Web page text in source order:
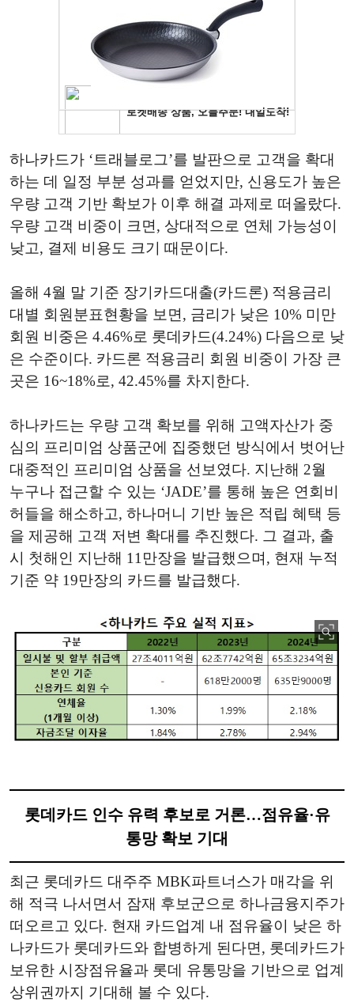
하나카드가 ‘트래블로그’를 발판으로 고객을 확대
하는 데 일정 부분 성과를 얻었지만, 신용도가 높은
우량 고객 기반 확보가 이후 해결 과제로 떠올랐다.
우량 고객 비중이 크면, 상대적으로 연체 가능성이
낮고, 결제 비용도 크기 때문이다.
올해 4월 말 기준 장기카드대출(카드론) 적용금리
대별 회원분표현황을 보면, 금리가 낮은 10% 미만
회원 비중은 4.46%로 롯데카드(4.24%) 다음으로 낮
은 수준이다. 카드론 적용금리 회원 비중이 가장 큰
곳은 16~18%로, 42.45%를 차지한다.
하나카드는 우량 고객 확보를 위해 고액자산가 중
심의 프리미엄 상품군에 집중했던 방식에서 벗어난
대중적인 프리미엄 상품을 선보였다. 지난해 2월
누구나 접근할 수 있는 ‘JADE’를 통해 높은 연회비
허들을 해소하고, 하나머니 기반 높은 적립 혜택 등
을 제공해 고객 저변 확대를 추진했다. 그 결과, 출
시 첫해인 지난해 11만장을 발급했으며, 현재 누적
기준 약 19만장의 카드를 발급했다.
롯데카드 인수 유력 후보로 거론…점유율·유
통망 확보 기대
최근 롯데카드 대주주 MBK파트너스가 매각을 위
해 적극 나서면서 잠재 후보군으로 하나금융지주가
떠오르고 있다. 현재 카드업계 내 점유율이 낮은 하
나카드가 롯데카드와 합병하게 된다면, 롯데카드가
보유한 시장점유율과 롯데 유통망을 기반으로 업계
상위권까지 기대해 볼 수 있다.